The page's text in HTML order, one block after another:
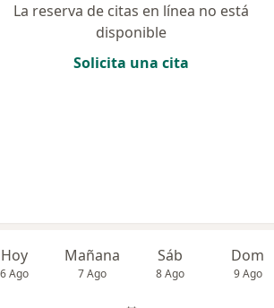
La reserva de citas en línea no está
disponible
Solicita una cita
Hoy
6 Ago
Mañana
7 Ago
Sáb
8 Ago
Dom
9 Ago